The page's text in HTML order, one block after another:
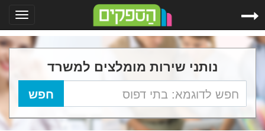
נותני שירות מומלצים למשרד